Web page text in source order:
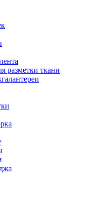
разметки ткани